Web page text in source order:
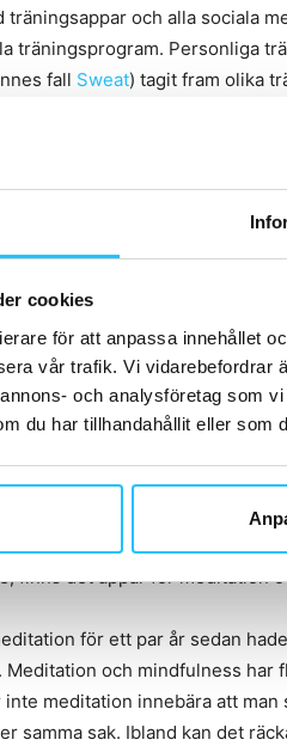
cookies
för att anpassa innehållet
vår trafik. Vi vidarebefordrar
och analysföretag som
du har tillhandahållit eller
och alla sociala
träningsprogram. Personliga
fall Sweat) tagit fram olika
Dessa vänder sig till de som
aldrig har tränat innan.
utveckla sin träning med
to 5kär appen som gör dig till
appen för dig som ofta har ont
korta intensiva övningar.
finns det också appar för
hektisk tillvaro utan även för
med flera) och pussel-
Eurojackpot– som har
finns det appar för meditation
för ett par år sedan
och mindfulness har
meditation innebära att man
samma sak. Ibland kan det